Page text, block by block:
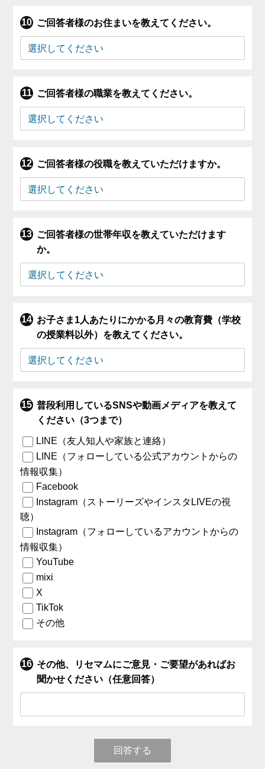
ご回答者様のお住まいを教えてください。
ご回答者様の職業を教えてください。
ご回答者様の役職を教えていただけますか。
ご回答者様の世帯年収を教えていただけます
か。
お子さま1人あたりにかかる月々の教育費（学校
の授業料以外）を教えてください。
普段利用しているSNSや動画メディアを教えて
ください（3つまで）
LINE（友人知人や家族と連絡）
LINE（フォローしている公式アカウントからの
情報収集）
Facebook
Instagram（ストーリーズやインスタLIVEの視
聴）
Instagram（フォローしているアカウントからの
情報収集）
YouTube
mixi
X
TikTok
その他
その他、リセマムにご意見・ご要望があればお
聞かせください（任意回答）
回答する